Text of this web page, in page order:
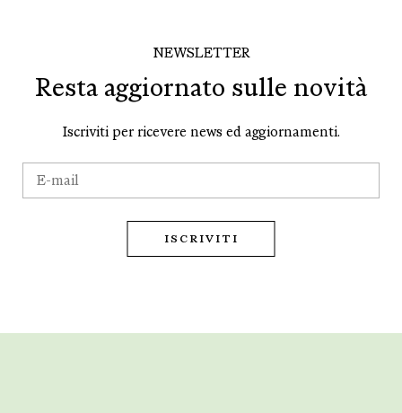
NEWSLETTER
Resta aggiornato sulle novità
Iscriviti per ricevere news ed aggiornamenti.